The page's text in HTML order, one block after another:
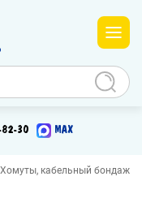
30 MAX
Хомуты, кабельный бондаж